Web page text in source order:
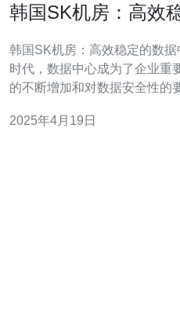
韩国SK机房：高效
韩国SK机房：高效稳定的数据中心解决
时代，数据中心成为了企业重
的不断增加和对数据安全性的
者，提供了一系列出色的解决
2025年4月19日